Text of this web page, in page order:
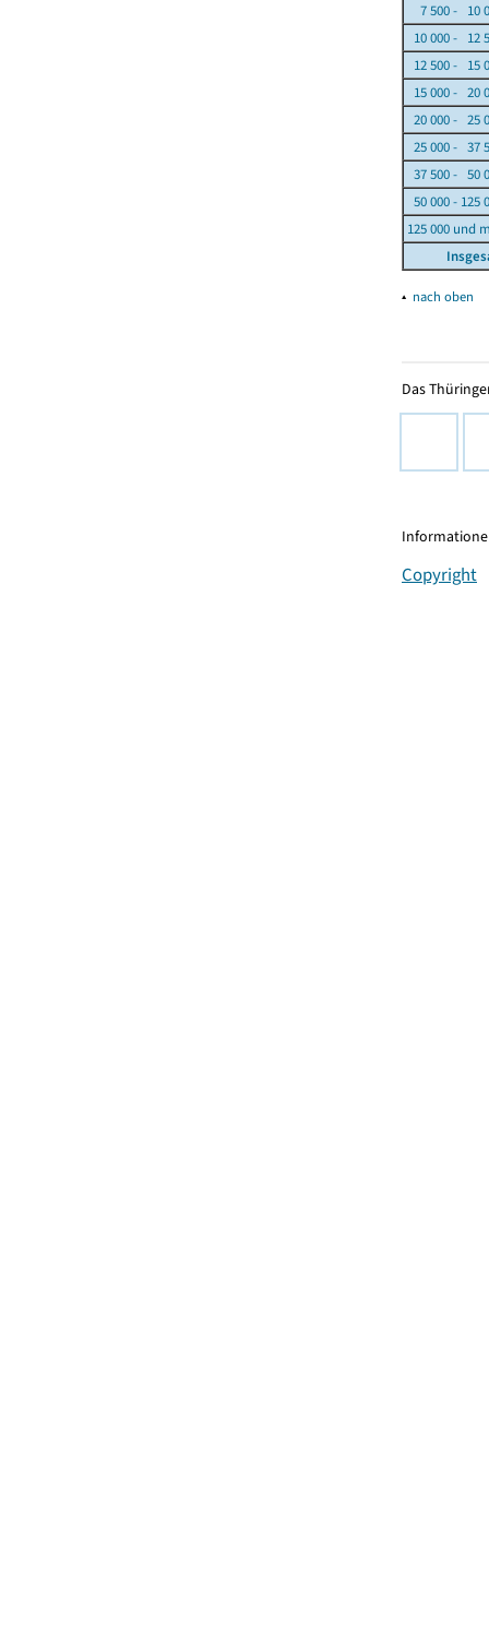
7 500 - 10
10 000 - 12
12 500 - 15
15 000 - 20
20 000 - 25
25 000 - 37
37 500 - 50
50 000 - 125
125 000 und
▴ nach oben
Das
Copyright